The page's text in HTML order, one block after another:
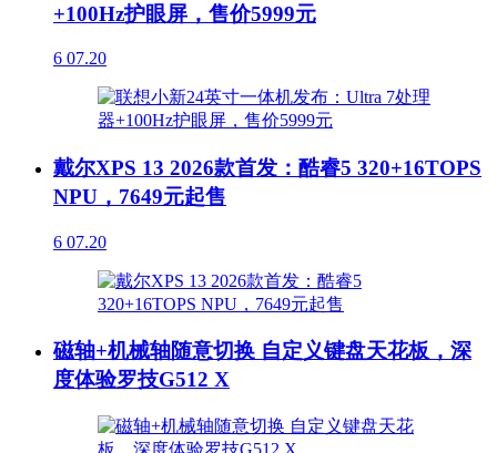
+100Hz护眼屏，售价5999元
6 07.20
戴尔XPS 13 2026款首发：酷睿5 320+16TOPS
NPU，7649元起售
6 07.20
磁轴+机械轴随意切换 自定义键盘天花板，深
度体验罗技G512 X